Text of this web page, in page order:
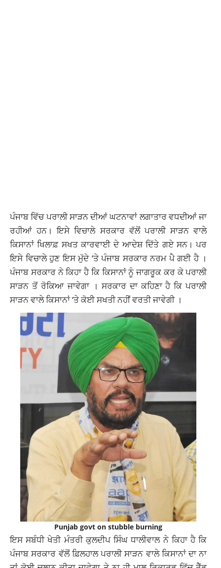
ਪੰਜਾਬ ਵਿੱਚ ਪਰਾਲੀ ਸਾੜਨ ਦੀਆਂ ਘਟਨਾਵਾਂ ਲਗਾਤਾਰ ਵਧਦੀਆਂ ਜਾ
ਰਹੀਆਂ ਹਨ। ਇਸੇ ਵਿਚਾਲੇ ਸਰਕਾਰ ਵੱਲੋਂ ਪਰਾਲੀ ਸਾੜਨ ਵਾਲੇ
ਕਿਸਾਨਾਂ ਖਿਲਾਫ਼ ਸਖਤ ਕਾਰਵਾਈ ਦੇ ਆਦੇਸ਼ ਦਿੱਤੇ ਗਏ ਸਨ। ਪਰ
ਇਸੇ ਵਿਚਾਲੇ ਹੁਣ ਇਸ ਮੁੱਦੇ ‘ਤੇ ਪੰਜਾਬ ਸਰਕਾਰ ਨਰਮ ਪੈ ਗਈ ਹੈ ।
ਪੰਜਾਬ ਸਰਕਾਰ ਨੇ ਕਿਹਾ ਹੈ ਕਿ ਕਿਸਾਨਾਂ ਨੂੰ ਜਾਗਰੂਕ ਕਰ ਕੇ ਪਰਾਲੀ
ਸਾੜਨ ਤੋਂ ਰੋਕਿਆ ਜਾਵੇਗਾ । ਸਰਕਾਰ ਦਾ ਕਹਿਣਾ ਹੈ ਕਿ ਪਰਾਲੀ
ਸਾੜਨ ਵਾਲੇ ਕਿਸਾਨਾਂ ‘ਤੇ ਕੋਈ ਸਖਤੀ ਨਹੀਂ ਵਰਤੀ ਜਾਵੇਗੀ ।
Punjab govt on stubble burning
ਇਸ ਸਬੰਧੀ ਖੇਤੀ ਮੰਤਰੀ ਕੁਲਦੀਪ ਸਿੰਘ ਧਾਲੀਵਾਲ ਨੇ ਕਿਹਾ ਹੈ ਕਿ
ਪੰਜਾਬ ਸਰਕਾਰ ਵੱਲੋਂ ਫ਼ਿਲਹਾਲ ਪਰਾਲੀ ਸਾੜਨ ਵਾਲੇ ਕਿਸਾਨਾਂ ਦਾ ਨਾ